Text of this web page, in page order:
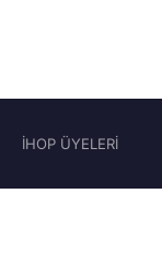
İHOP ÜYELERİ